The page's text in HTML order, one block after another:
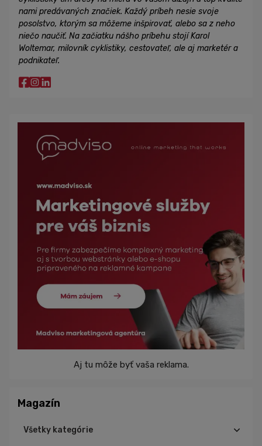
nami predávaných značiek. Každý príbeh nesie svoje
posolstvo, ktorým sa môžeme inšpirovať, alebo sa z neho
niečo naučiť. Na začiatku nášho príbehu stojí Karol
Woltemar, milovník cyklistiky, cestovateľ, ale aj marketér a
podnikateľ.
Aj tu môže byť vaša reklama.
Magazín
Všetky kategórie